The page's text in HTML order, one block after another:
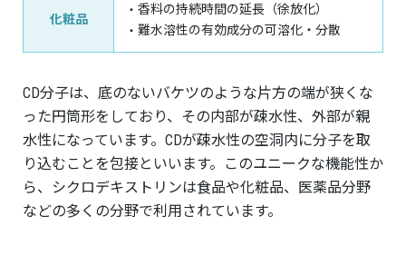
化粧品
香料の持続時間の延長（徐放化）
難水溶性の有効成分の可溶化・分散
CD分子は、底のないバケツのような片方の端が狭くな
った円筒形をしており、その内部が疎水性、外部が親
水性になっています。CDが疎水性の空洞内に分子を取
り込むことを包接といいます。このユニークな機能性か
ら、シクロデキストリンは食品や化粧品、医薬品分野
などの多くの分野で利用されています。